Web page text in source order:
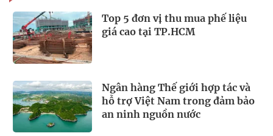
Top 5 đơn vị thu mua phế liệu
giá cao tại TP.HCM
Ngân hàng Thế giới hợp tác và
hỗ trợ Việt Nam trong đảm bảo
an ninh nguồn nước